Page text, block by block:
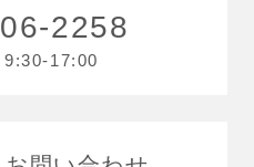
2258
9:30-17:00